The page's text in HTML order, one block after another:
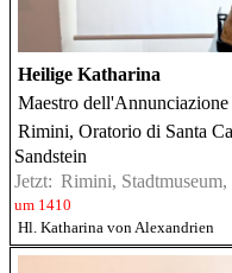
Heilige Katharina
Maestro
Rimini, Oratorio di Santa
Sandstein
Jetzt: Rimini, Stadtmuseum,
um 1410
Hl. Katharina von Alexandrien